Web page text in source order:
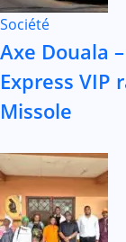
Société
Axe Douala
Express VIP
Missole